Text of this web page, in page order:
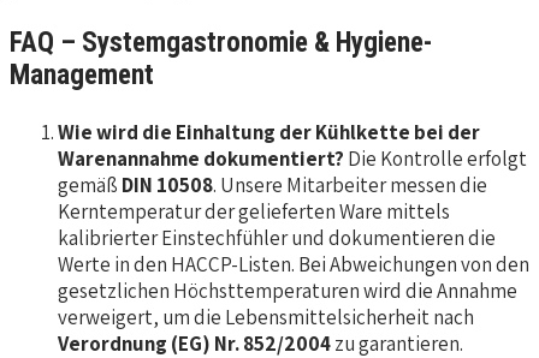
FAQ – Systemgastronomie & Hygiene-
Management
Wie wird die Einhaltung der Kühlkette bei der
Warenannahme dokumentiert? Die Kontrolle erfolgt
gemäß DIN 10508. Unsere Mitarbeiter messen die
Kerntemperatur der gelieferten Ware mittels
kalibrierter Einstechfühler und dokumentieren die
Werte in den HACCP-Listen. Bei Abweichungen von den
gesetzlichen Höchsttemperaturen wird die Annahme
verweigert, um die Lebensmittelsicherheit nach
Verordnung (EG) Nr. 852/2004zu garantieren.